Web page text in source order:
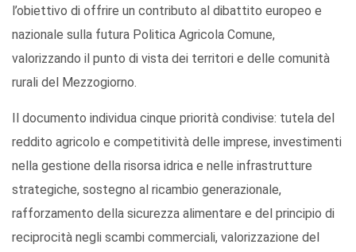
l’obiettivo di offrire un contributo al dibattito europeo e
nazionale sulla futura Politica Agricola Comune,
valorizzando il punto di vista dei territori e delle comunità
rurali del Mezzogiorno.
Il documento individua cinque priorità condivise: tutela del
reddito agricolo e competitività delle imprese, investimenti
nella gestione della risorsa idrica e nelle infrastrutture
strategiche, sostegno al ricambio generazionale,
rafforzamento della sicurezza alimentare e del principio di
reciprocità negli scambi commerciali, valorizzazione del